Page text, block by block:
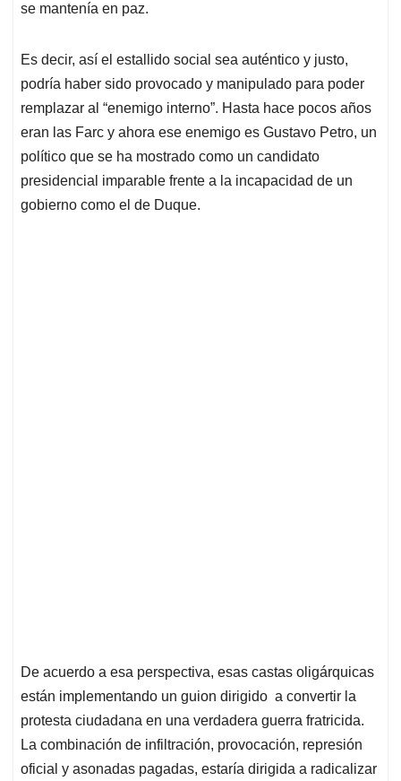
se mantenía en paz.
Es decir, así el estallido social sea auténtico y justo,
podría haber sido provocado y manipulado para poder
remplazar al “enemigo interno”. Hasta hace pocos años
eran las Farc y ahora ese enemigo es Gustavo Petro, un
político que se ha mostrado como un candidato
presidencial imparable frente a la incapacidad de un
gobierno como el de Duque.
De acuerdo a esa perspectiva, esas castas oligárquicas
están implementando un guion dirigido a convertir la
protesta ciudadana en una verdadera guerra fratricida.
La combinación de infiltración, provocación, represión
oficial y asonadas pagadas, estaría dirigida a radicalizar